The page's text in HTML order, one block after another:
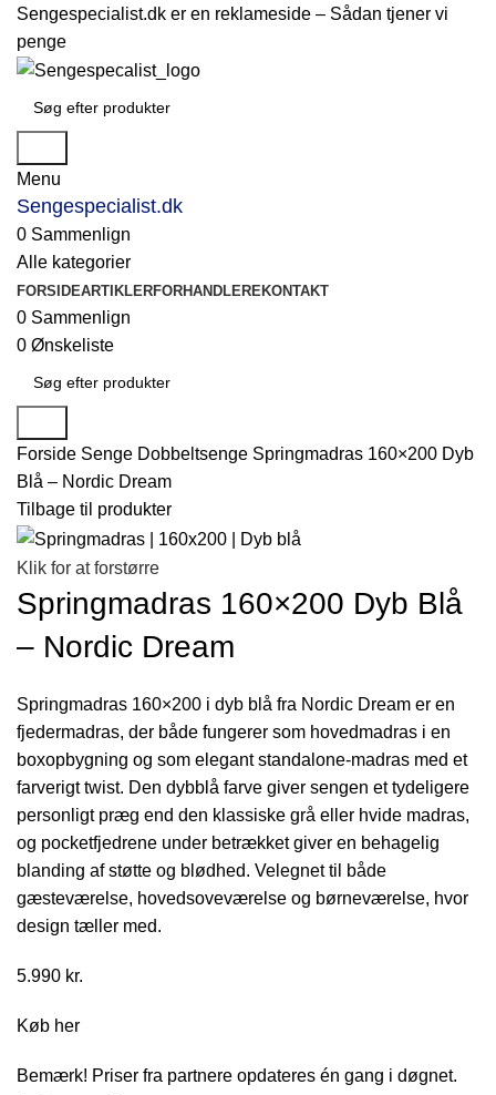
Sengespecialist.dk er en reklameside – Sådan tjener vi
penge
Menu
Sengespecialist.dk
0 Sammenlign
Alle kategorier
FORSIDEARTIKLERFORHANDLEREKONTAKT
0 Sammenlign
0 Ønskeliste
Forside Senge Dobbeltsenge Springmadras 160×200 Dyb
Blå – Nordic Dream
Tilbage til produkter
Klik for at forstørre
Springmadras 160×200 Dyb Blå
– Nordic Dream
Springmadras 160×200 i dyb blå fra Nordic Dream er en
fjedermadras, der både fungerer som hovedmadras i en
boxopbygning og som elegant standalone-madras med et
farverigt twist. Den dybblå farve giver sengen et tydeligere
personligt præg end den klassiske grå eller hvide madras,
og pocketfjedrene under betrækket giver en behagelig
blanding af støtte og blødhed. Velegnet til både
gæsteværelse, hovedsoveværelse og børneværelse, hvor
design tæller med.
5.990 kr.
Køb her
Bemærk! Priser fra partnere opdateres én gang i døgnet.